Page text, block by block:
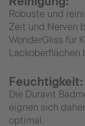
Robuste und
Zeit und Nerven
WonderGliss für
Lackoberflächen
Feuchtigkeit:
Die Duravit
eignen sich
optimal.